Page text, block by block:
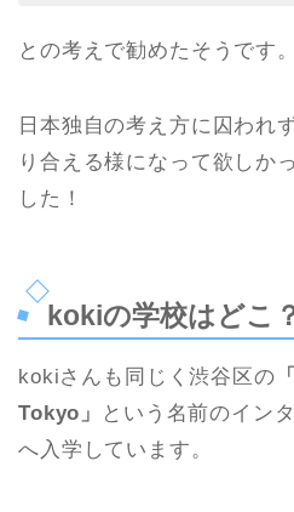
との考えで勧めたそうです。
日本独自の考え方に囚われ
り合える様になって欲しか
した！
kokiの学校はどこ
kokiさんも同じく渋谷区の
Tokyo」
という名前のイン
へ入学しています。